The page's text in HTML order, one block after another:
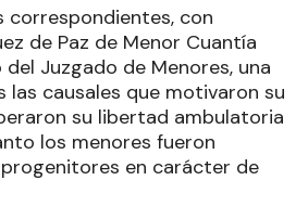
correspondientes, con
de Paz de Menor Cuantía
Juzgado de Menores, una
las causales que motivaron su
su libertad ambulatoria
los menores fueron
en carácter de